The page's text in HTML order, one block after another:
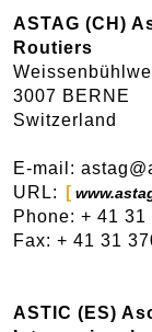
ASTAG (CH)
Routiers
3007 BERNE
Switzerland
E-mail:
URL:
Phone: + 41
Fax: + 41 31
ASTIC (ES)